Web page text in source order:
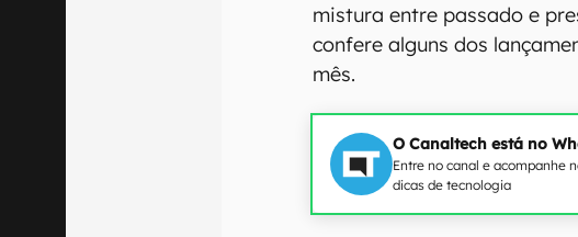
mistura entre passado e
confere alguns dos
mês.
O Canaltech está no
Entre no canal e acompanhe
dicas de tecnologia